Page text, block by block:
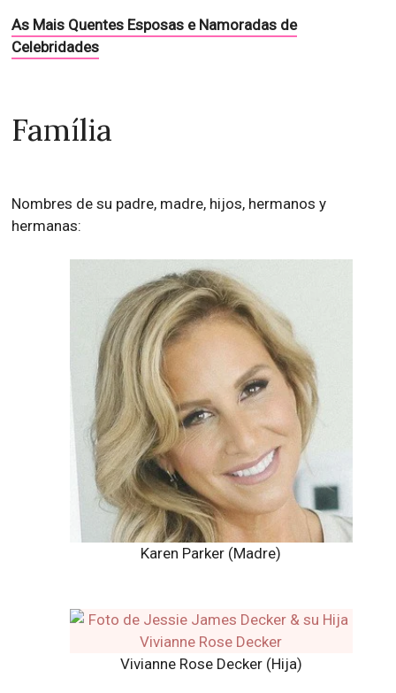
As Mais Quentes Esposas e Namoradas de
Celebridades
Família
Nombres de su padre, madre, hijos, hermanos y
hermanas:
Karen Parker (Madre)
Vivianne Rose Decker (Hija)